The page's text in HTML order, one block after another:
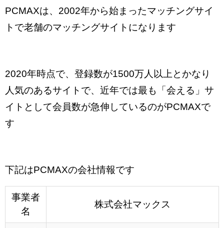
PCMAXは、2002年から始まったマッチングサイ
トで老舗のマッチングサイトになります
2020年時点で、登録数が1500万人以上とかなり
人気のあるサイトで、近年では最も「会える」サ
イトとして会員数が急伸しているのがPCMAXで
す
下記はPCMAXの会社情報です
事業者
名
株式会社マックス